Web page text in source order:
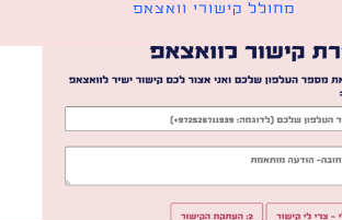
מחולל קישורי וואצאפ